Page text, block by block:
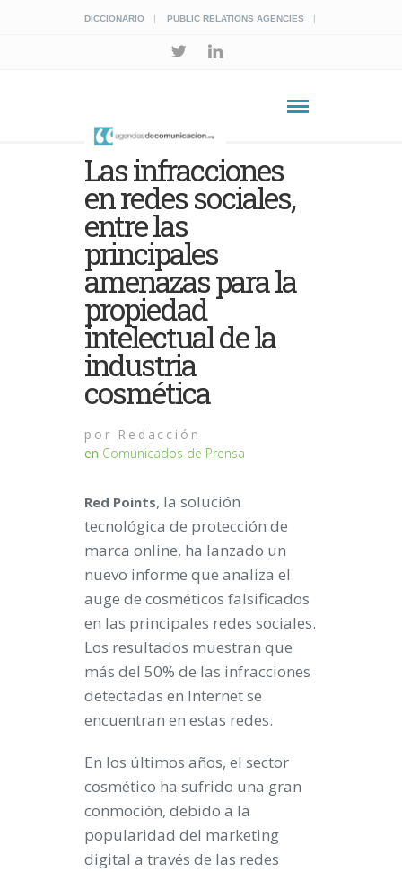
DICCIONARIO PUBLIC RELATIONS AGENCIES
Las infracciones
en redes sociales,
entre las
principales
amenazas para la
propiedad
intelectual de la
industria
cosmética
por Redacción
en Comunicados de Prensa
Red Points, la solución
tecnológica de protección de
marca online, ha lanzado un
nuevo informe que analiza el
auge de cosméticos falsificados
en las principales redes sociales.
Los resultados muestran que
más del 50% de las infracciones
detectadas en Internet se
encuentran en estas redes.
En los últimos años, el sector
cosmético ha sufrido una gran
conmoción, debido a la
popularidad del marketing
digital a través de las redes